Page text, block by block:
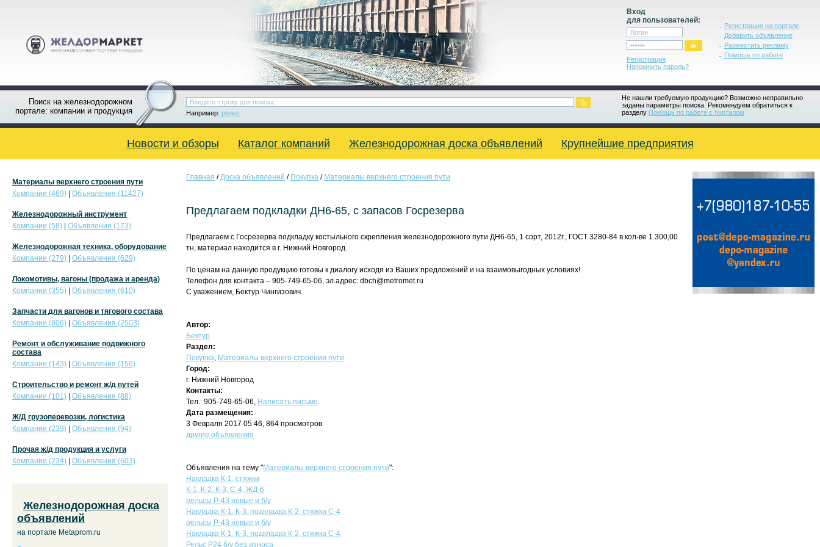
Вход
для пользователей:
Регистрация
Напомнить пароль?
Регистрация на портале
Добавить объявление
Разместить рекламу
Помощь по работе
Поиск на железнодорожном
портале: компании и продукция
Не нашли требуемую продукцию? Возможно неправильно
заданы параметры поиска. Рекомендуем обратиться к
разделу Помощь по работе с порталом
Например: рельс
Новости и обзоры Каталог компаний Железнодорожная доска объявлений Крупнейшие предприятия
Главная /Доска объявлений / Покупка / Материалы верхнего строения пути
Предлагаем подкладки ДН6-65, с запасов Госрезерва
Предлагаем с Госрезерва подкладку костыльного скрепления железнодорожного пути ДН6-65, 1 сорт, 2012г., ГОСТ 3280-84 в кол-ве 1 300,00
тн, материал находится в г. Нижний Новгород.
По ценам на данную продукцию готовы к диалогу исходя из Ваших предложений и на взаимовыгодных условиях!
Телефон для контакта – 905-749-65-06, эл.адрес: dbch@metromet.ru
С уважением, Бектур Чингизович.
Автор:
Бектур
Раздел:
Покупка, Материалы верхнего строения пути
Город:
г. Нижний Новгород
Контакты:
Тел.: 905-749-65-06, Написать письмо.
Дата размещения:
3 Февраля 2017 05:46, 864 просмотров
другие объявления
Объявления на тему "Материалы верхнего строения пути":
Накладка К-1, стяжки
К-1, К-2, К-3, С-4, ЖД-6
рельсы Р-43 новые и б/у
Накладка К-1, К-3, подкладка К-2, стяжка С-4
рельсы Р-43 новые и б/у
Накладка К-1, К-3, подкладка К-2, стяжка С-4
Рельс Р24 б/у без износа
Материалы верхнего строения пути
Компании (469)
Объявления (11427)
Железнодорожный инструмент
Компании (58)
Объявления (173)
Железнодорожная техника, оборудование
Компании (279)
Объявления (629)
Локомотивы, вагоны (продажа и аренда)
Компании (355)
Объявления (610)
Запчасти для вагонов и тягового состава
Компании (806)
Объявления (2503)
Ремонт и обслуживание подвижного
состава
Компании (143)
Объявления (156)
Строительство и ремонт ж/д путей
Компании (101)
Объявления (88)
Ж/Д грузоперевозки, логистика
Компании (239)
Объявления (94)
Прочая ж/д продукция и услуги
Компании (234)
Объявления (603)
Железнодорожная доска
объявлений
на портале Metaprom.ru